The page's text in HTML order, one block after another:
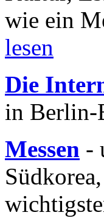
wie ein
lesen
Die
in Berlin-
Messen -